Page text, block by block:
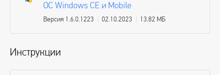
ОС Windows CE и Mobile
Версия 1.6.0.1223 02.10.2023 13.82 МБ
Инструкции